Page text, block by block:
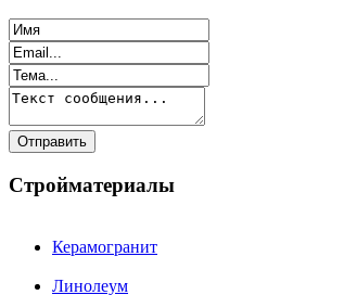
Стройматериалы
Керамогранит
Линолеум